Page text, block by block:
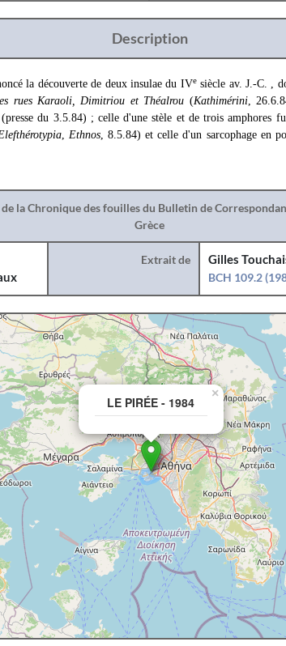
Description
la découverte de deux insulae du IVesiècle av. J.-C. ,
rues Karaoli, Dimitriou et Théalrou (Kathimérini,
(presse du 3.5.84) ; celle d'une stèle et de trois amphores
, Ethnos, 8.5.84) et celle d'un sarcophage en
la Chronique des fouilles du Bulletin de
Grèce
Extrait de
Gilles
BCH 109.2
LE PIRÉE - 1984
×